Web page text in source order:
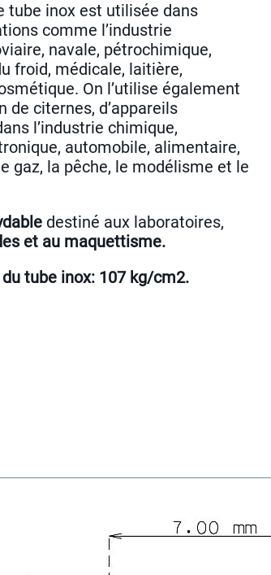
tube inox est utilisée dans
comme l’industrie
navale, pétrochimique,
froid, médicale, laitière,
On l’utilise également
de citernes, d’appareils
l’industrie chimique,
automobile, alimentaire,
gaz, la pêche, le modélisme et le
destiné aux laboratoires,
et au maquettisme.
tube inox: 107 kg/cm2.